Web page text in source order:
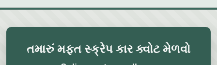
તમારું મફત સ્ક્રેપ કાર ક્વોટ મેળવો